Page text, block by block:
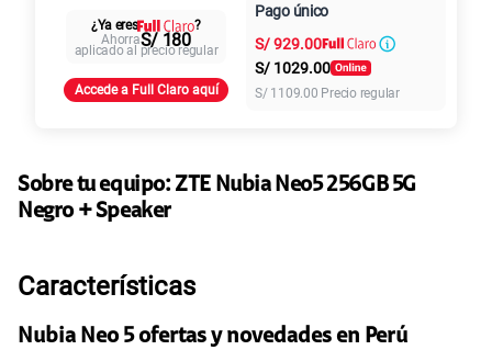
Paga solo
25GBen alta velocidad
S/29.90
Ver más planes
Al contado Cuotas Claro
intereses
¿Ya eres
?
AhorraS/ 180
aplicado al precio regular
Accede a Full Claro aquí
Pago único
S/929.00
S/ 1029.00
S/ 1109.00 Precio regular
Sobre tu equipo: ZTE Nubia Neo5 256GB 5G
Negro + Speaker
Características
Nubia Neo 5 ofertas y novedades en Perú